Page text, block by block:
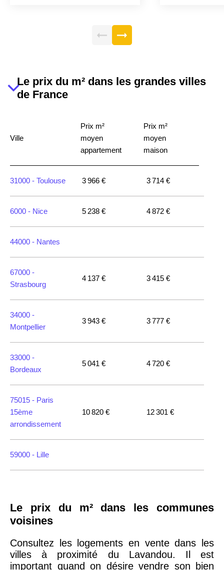
Le prix du m² dans les grandes villes
de France
Ville
Prix m²
moyen
appartement
Prix m²
moyen
maison
31000 - Toulouse 3 966 € 3 714 €
6000 - Nice 5 238 € 4 872 €
44000 - Nantes
67000 -
Strasbourg
4 137 € 3 415 €
34000 -
Montpellier
3 943 € 3 777 €
33000 -
Bordeaux
5 041 € 4 720 €
75015 - Paris
15ème
arrondissement
10 820 € 12 301 €
59000 - Lille
75018 -
arrondissement
Le prix du m² dans les communes
voisines
Consultez les logements en vente dans les
villes à proximité du Lavandou. Il est
important quand on désire vendre son bien